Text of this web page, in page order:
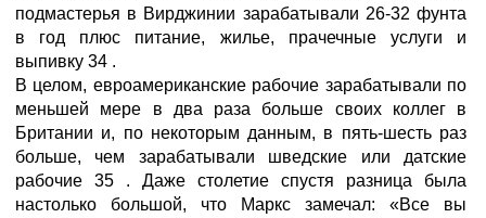
подмастерья в Вирджинии зарабатывали 26-32 фунта
в год плюс питание, жилье, прачечные услуги и
выпивку 34 .
В целом, евроамериканские рабочие зарабатывали по
меньшей мере в два раза больше своих коллег в
Британии и, по некоторым данным, в пять-шесть раз
больше, чем зарабатывали шведские или датские
рабочие 35 . Даже столетие спустя разница была
настолько большой, что Маркс замечал: «Все вы